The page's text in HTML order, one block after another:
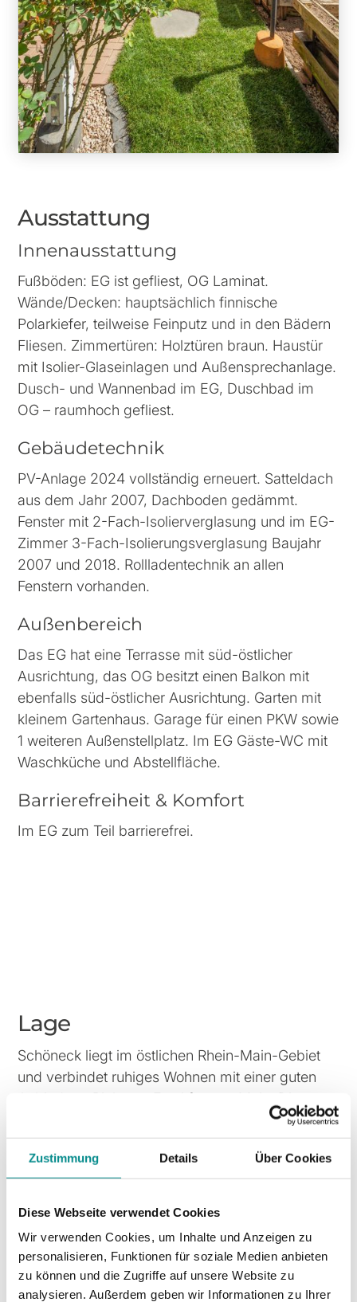
Zustimmung Details Über Cookies
Diese Webseite verwendet Cookies
Wir verwenden Cookies, um Inhalte und Anzeigen zu
personalisieren, Funktionen für soziale Medien anbieten
zu können und die Zugriffe auf unsere Website zu
analysieren. Außerdem geben wir Informationen zu Ihrer
Ausstattung
Innenausstattung
Fußböden: EG ist gefliest, OG Laminat.
Wände/Decken: hauptsächlich finnische
Polarkiefer, teilweise Feinputz und in den Bädern
Fliesen. Zimmertüren: Holztüren braun. Haustür
mit Isolier-Glaseinlagen und Außensprechanlage.
Dusch- und Wannenbad im EG, Duschbad im
OG – raumhoch gefliest.
Gebäudetechnik
PV-Anlage 2024 vollständig erneuert. Satteldach
aus dem Jahr 2007, Dachboden gedämmt.
Fenster mit 2-Fach-Isolierverglasung und im EG-
Zimmer 3-Fach-Isolierungsverglasung Baujahr
2007 und 2018. Rollladentechnik an allen
Fenstern vorhanden.
Außenbereich
Das EG hat eine Terrasse mit süd-östlicher
Ausrichtung, das OG besitzt einen Balkon mit
ebenfalls süd-östlicher Ausrichtung. Garten mit
kleinem Gartenhaus. Garage für einen PKW sowie
1 weiteren Außenstellplatz. Im EG Gäste-WC mit
Waschküche und Abstellfläche.
Barrierefreiheit & Komfort
Im EG zum Teil barrierefrei.
Lage
Schöneck liegt im östlichen Rhein-Main-Gebiet
und verbindet ruhiges Wohnen mit einer guten
Anbindung Richtung Frankfurt am Main. Die
Immobilie befindet sich im Ortsteil Büdesheim,
einem gewachsenen und überwiegend
familienfreundlichen Wohnumfeld innerhalb der
Gemeinde. Die Lage der Bernaer Chaussee ist
geprägt von Ein- und Zweifamilienhäusern sowie
Wegen im Alltag. Gleichzeitig profitieren
Bewohner von der Nähe zur Mainmetropole
sowie zu Naherholungsgebieten in der Wetterau,